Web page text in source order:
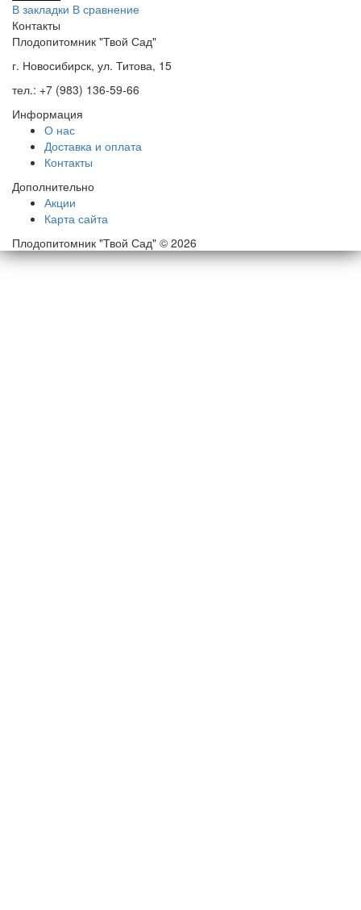
В закладки В сравнение
Контакты
Плодопитомник "Твой Сад"
г. Новосибирск, ул. Титова, 15
тел.: +7 (983) 136-59-66
Информация
О нас
Доставка и оплата
Контакты
Дополнительно
Акции
Карта сайта
Плодопитомник "Твой Сад" © 2026